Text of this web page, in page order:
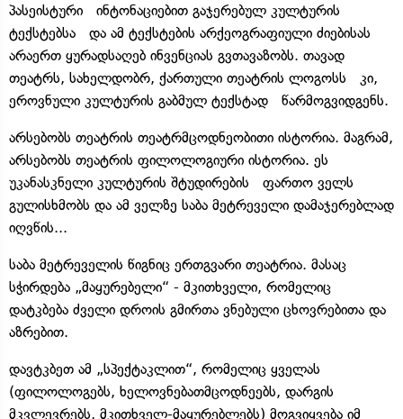
პასეისტური ინტონაციებით გაჯერებულ კულტურის
ტექსტებსა და ამ ტექსტების არქეოგრაფიული ძიებისას
არაერთ ყურადსაღებ ინვენციას გვთავაზობს. თავად
თეატრს, სახელდობრ, ქართული თეატრის ლოგოსს კი,
ეროვნული კულტურის გაბმულ ტექსტად წარმოგვიდგენს.
არსებობს თეატრის თეატრმცოდნეობითი ისტორია. მაგრამ,
არსებობს თეატრის ფილოლოგიური ისტორია. ეს
უკანასკნელი კულტურის შტუდირების ფართო ველს
გულისხმობს და ამ ველზე საბა მეტრეველი დამაჯერებლად
იღვწის...
საბა მეტრეველის წიგნიც ერთგვარი თეატრია. მასაც
სჭირდება „მაყურებელი“ - მკითხველი, რომელიც
დატკბება ძველი დროის გმირთა ვნებული ცხოვრებითა და
აზრებით.
დავტკბეთ ამ „სპექტაკლით“, რომელიც ყველას
(ფილოლოგებს, ხელოვნებათმცოდნეებს, დარგის
მკვლევრებს, მკითხველ-მაყურებლებს) მოგვიყვება იმ